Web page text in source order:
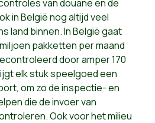
van douane en de
in België nog altijd veel
land binnen. In België gaat
pakketten per maand
door amper 170
elk stuk speelgoed een
om zo de inspectie- en
die de invoer van
Ook voor het milieu